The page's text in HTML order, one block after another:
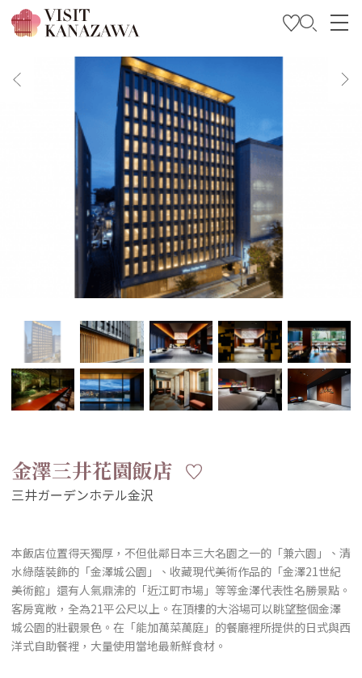
Travel Trade and Media
金澤三井花園飯店
本飯店位置得天獨厚，不但仳鄰日本三大名園之一的「兼六園」、清
水綠蔭裝飾的「金澤城公園」、收藏現代美術作品的「金澤21世紀
美術館」還有人氣鼎沸的「近江町市場」等等金澤代表性名勝景點。
客房寬敞，全為21平公尺以上。在頂樓的大浴場可以眺望整個金澤
城公園的壯觀景色。在「能加萬菜萬庭」的餐廳裡所提供的日式與西
洋式自助餐裡，大量使用當地最新鮮食材。